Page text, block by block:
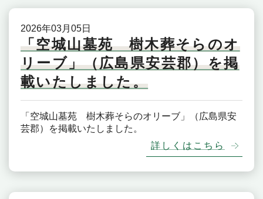
「空城山墓苑 樹木葬そらのオ
リーブ」（広島県安芸郡）を掲
載いたしました。
2026年03月05日
「空城山墓苑 樹木葬そらのオリーブ」（広島県安
芸郡）を掲載いたしました。
詳しくはこちら